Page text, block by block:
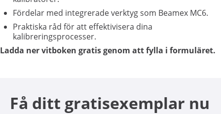
Fördelar med integrerade verktyg som Beamex MC6.
Praktiska råd för att effektivisera dina
kalibreringsprocesser.
Ladda ner vitboken gratis genom att fylla i formuläret.
Få ditt gratisexemplar nu